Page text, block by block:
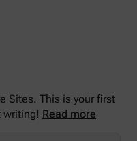
Sites. This is your first
writing! Read more